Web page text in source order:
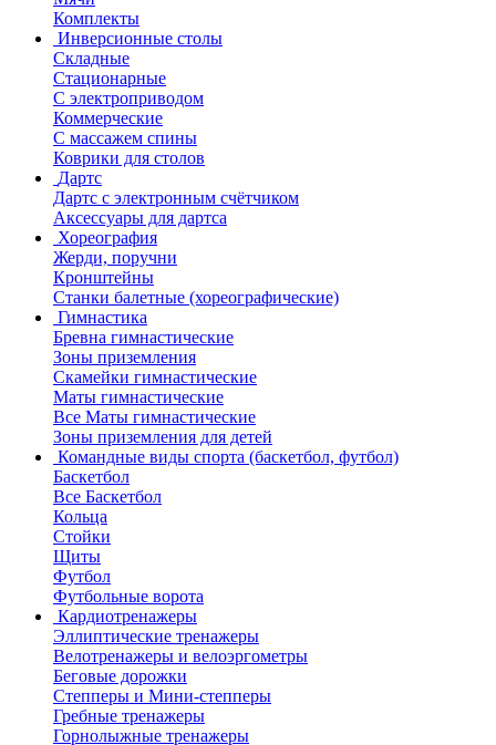
Комплекты
Инверсионные столы
Складные
Стационарные
С электроприводом
Коммерческие
С массажем спины
Коврики для столов
Дартс
Дартс с электронным счётчиком
Аксессуары для дартса
Хореография
Жерди, поручни
Кронштейны
Станки балетные (хореографические)
Гимнастика
Бревна гимнастические
Зоны приземления
Скамейки гимнастические
Маты гимнастические
Все Маты гимнастические
Зоны приземления для детей
Командные виды спорта (баскетбол, футбол)
Баскетбол
Все Баскетбол
Кольца
Стойки
Щиты
Футбол
Футбольные ворота
Кардиотренажеры
Эллиптические тренажеры
Велотренажеры и велоэргометры
Беговые дорожки
Степперы и Мини-степперы
Гребные тренажеры
Горнолыжные тренажеры